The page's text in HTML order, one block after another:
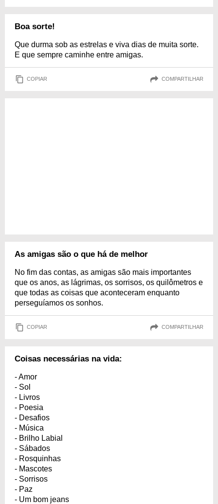
Boa sorte!
Que durma sob as estrelas e viva dias de muita sorte.
E que sempre caminhe entre amigas.
COPIAR COMPARTILHAR
As amigas são o que há de melhor
No fim das contas, as amigas são mais importantes
que os anos, as lágrimas, os sorrisos, os quilômetros e
que todas as coisas que aconteceram enquanto
perseguíamos os sonhos.
COPIAR COMPARTILHAR
Coisas necessárias na vida:
- Amor
- Sol
- Livros
- Poesia
- Desafios
- Música
- Brilho Labial
- Sábados
- Rosquinhas
- Mascotes
- Sorrisos
- Paz
- Um bom jeans